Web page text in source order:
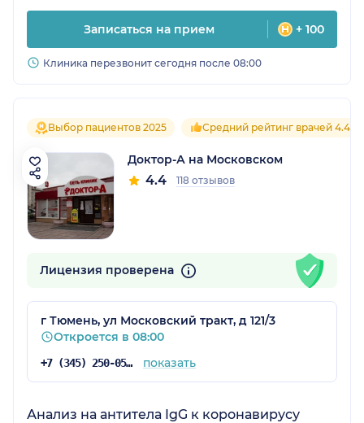
Записаться на прием + 100
Клиника перезвонит сегодня после 08:00
Выбор пациентов 2025 Средний рейтинг врачей 4.4
Доктор-А на Московском
4.4 118 отзывов
Лицензия проверена
г Тюмень, ул Московский тракт, д 121/3
Откроется в 08:00
+7 (345) 250-05-17 показать
Анализ на антитела IgG к коронавирусу